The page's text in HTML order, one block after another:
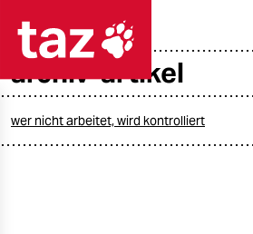
taz zahl ich
archiv-artikel
wer nicht arbeitet, wird kontrolliert